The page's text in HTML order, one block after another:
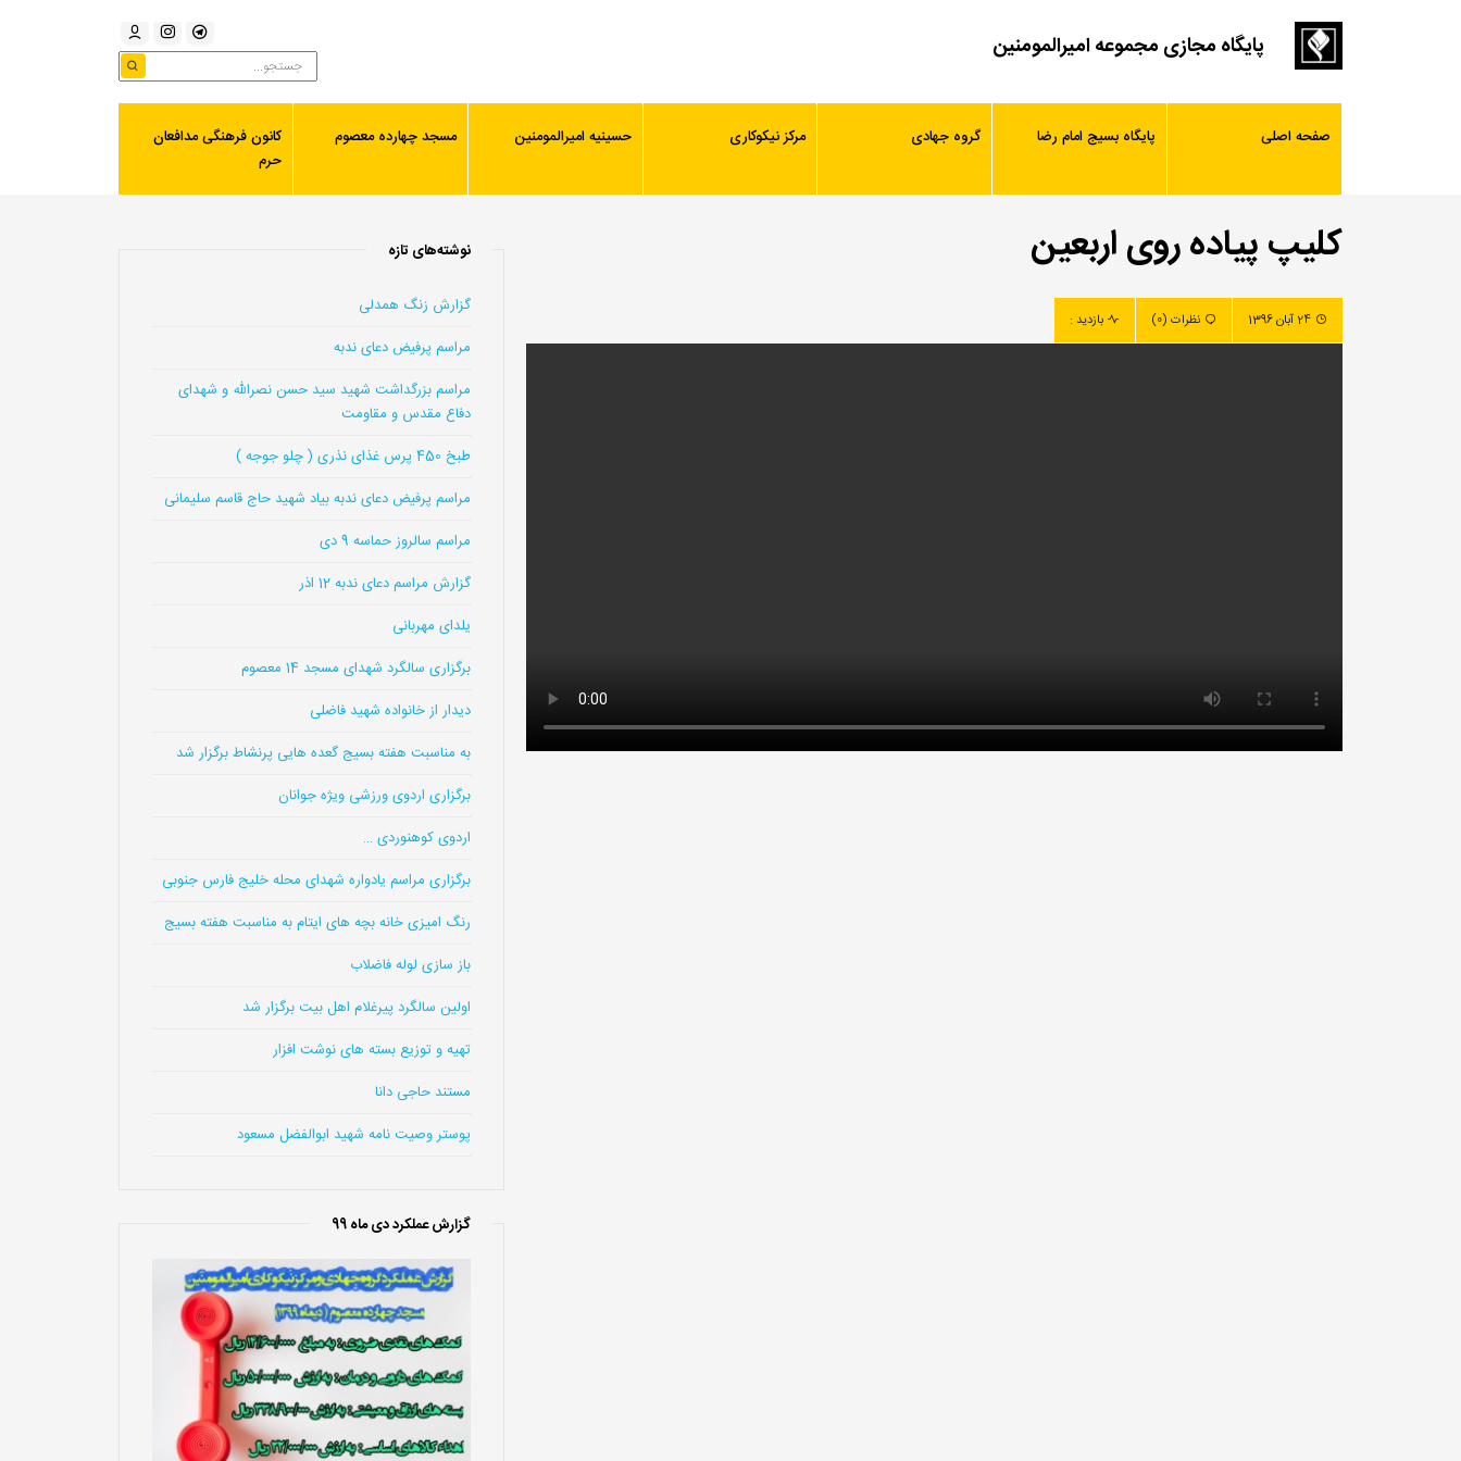
پایگاه مجازی مجموعه امیرالمومنین
صفحه اصلی پایگاه بسیج امام رضا گروه جهادی مرکز نیکوکاری حسینیه امیرالمومنین مسجد چهارده معصوم
کانون فرهنگی مدافعان
حرم
کلیپ پیاده روی اربعین
24 آبان 1396 نظرات (0) بازدید :
نوشته‌های تازه
گزارش زنگ همدلی
مراسم پرفیض دعای ندبه
مراسم بزرگداشت شهید سید حسن نصرالله و شهدای
دفاع مقدس و مقاومت
طبخ 450 پرس غذای نذری ( چلو جوجه )
مراسم پرفیض دعای ندبه بیاد شهید حاج قاسم سلیمانی
مراسم سالروز حماسه 9 دی
گزارش مراسم دعای ندبه 12 اذر
یلدای مهربانی
برگزاری سالگرد شهدای مسجد 14 معصوم
دیدار از خانواده شهید فاضلی
به مناسبت هفته بسیج گعده هایی پرنشاط برگزار شد
برگزاری اردوی ورزشی ویژه جوانان
اردوی کوهنوردی …
برگزاری مراسم یادواره شهدای محله خلیج فارس جنوبی
رنگ امیزی خانه بچه های ایتام به مناسبت هفته بسیج
باز سازی لوله فاضلاب
اولین سالگرد پیرغلام اهل بیت برگزار شد
تهیه و توزیع بسته های نوشت افزار
مستند حاجی دانا
پوستر وصیت نامه شهید ابوالفضل مسعود
گزارش عملکرد دی ماه 99